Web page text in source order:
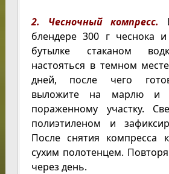
2. Чесночный компресс.
блендере 300 г чеснока
бутылке стаканом
настояться в темном
дней, после чего
выложите на марлю и
пораженному участку.
полиэтиленом и
После снятия компресса
сухим полотенцем.
через день.